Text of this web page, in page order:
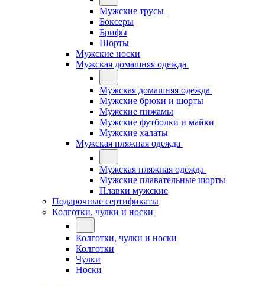
Мужские трусы
Боксеры
Брифы
Шорты
Мужские носки
Мужская домашняя одежда
Мужская домашняя одежда
Мужские брюки и шорты
Мужские пижамы
Мужские футболки и майки
Мужские халаты
Мужская пляжная одежда
Мужская пляжная одежда
Мужские плавательные шорты
Плавки мужские
Подарочные сертификаты
Колготки, чулки и носки
Колготки, чулки и носки
Колготки
Чулки
Носки